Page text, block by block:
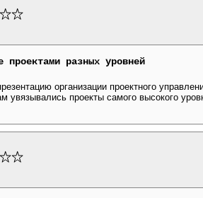
проектами разных уровней
организации проектного
увязывались проекты самого высокого